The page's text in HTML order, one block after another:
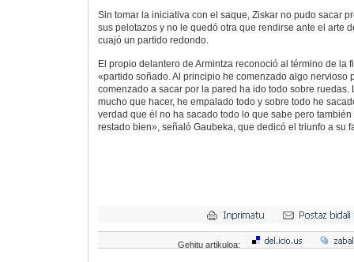
Sin tomar la iniciativa con el saque, Ziskar no pudo sacar
sus pelotazos y no le quedó otra que rendirse ante el arte
cuajó un partido redondo.
El propio delantero de Armintza reconoció al término de la
«partido soñado. Al principio he comenzado algo nervioso
comenzado a sacar por la pared ha ido todo sobre ruedas.
mucho que hacer, he empalado todo y sobre todo he
verdad que él no ha sacado todo lo que sabe pero
restado bien», señaló Gaubeka, que dedicó el triunfo a su
Gehitu artikuloa: